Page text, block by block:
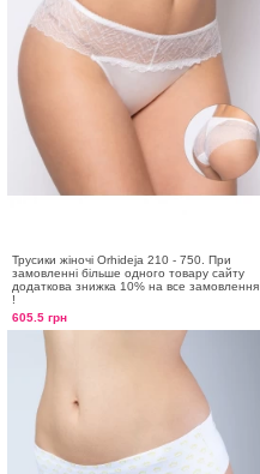
Трусики жіночі Orhideja 210 - 750. При
замовленні більше одного товару сайту
додаткова знижка 10% на все замовлення
!
605.5 грн